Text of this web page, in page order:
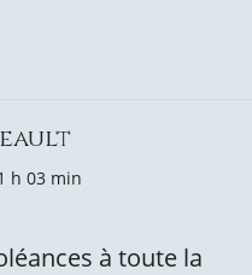
h 03 min
à toute la